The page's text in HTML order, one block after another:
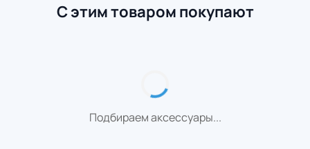
С этим товаром покупают
Подбираем аксессуары...